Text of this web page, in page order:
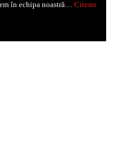
în echipa noastră… Citeste